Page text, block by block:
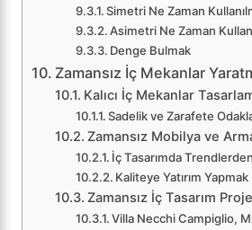
Simetri Ne Zaman
Asimetri Ne Zaman
Denge Bulmak
Zamansız İç Mekanlar
Kalıcı İç Mekanlar
Sadelik ve Zarafete
Zamansız Mobilya ve
İç Tasarımda
Kaliteye Yatırım Yapmak
Zamansız İç Tasarım
Villa Necchi Campiglio,